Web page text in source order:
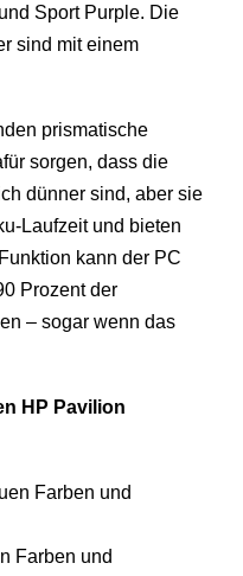
Sport Purple. Die
sind mit einem
prismatische
sorgen, dass die
dünner sind, aber sie
Laufzeit und bieten
kann der PC
Prozent der
– sogar wenn das
HP Pavilion
Farben und